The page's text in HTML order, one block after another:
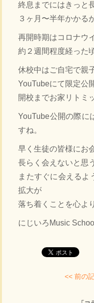
終息までにはきっと
３ヶ月〜半年かかる
再開時期はコロナウ
約２週間程度経った
休校中はご自宅で親
YouTubeにて限定公
開校までお家リトミ
YouTube公開の際に
すね。
早く生徒の皆様にお
長らく会えないと思
またすぐに会えるよ
拡大が
落ち着くことを心よ
にじいろMusic
<< 前の